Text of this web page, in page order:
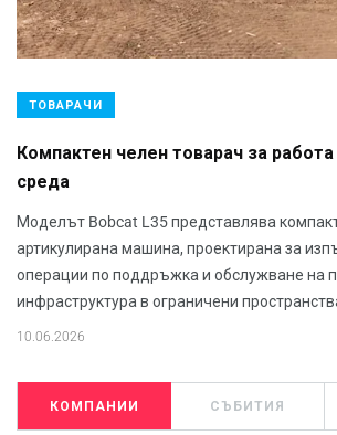
ТОВАРАЧИ
Компактен челен товарач за
среда
Моделът Bobcat L35 представлява
артикулирана машина, проектирана за
операции по поддръжка и обслужване на
инфраструктура в ограничени
10.06.2026
КОМПАНИИ СЪБИТИЯ